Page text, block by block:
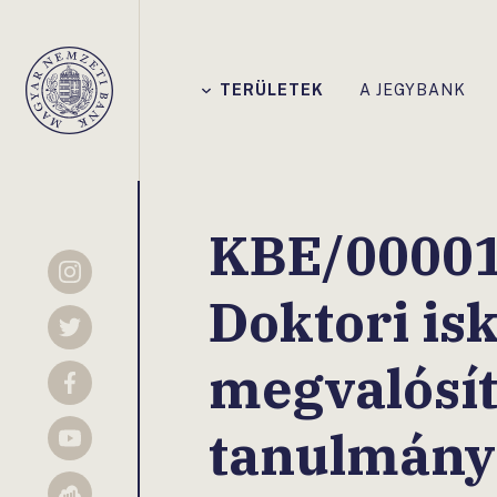
Magyar
Nemzeti
TERÜLETEK A JEGYBANK
Instagram
Twitter
Facebook
YouTube
KBE/
Doktori
tanulmány